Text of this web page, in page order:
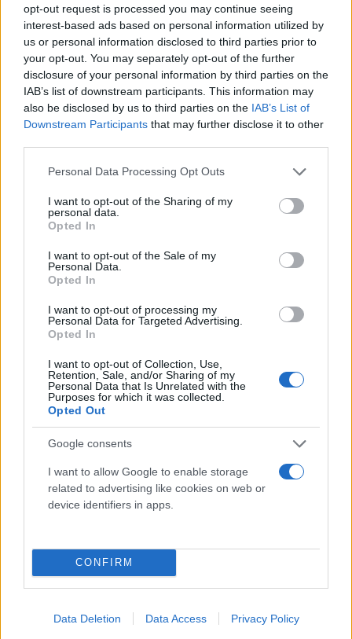
opt-out request is processed you may continue seeing
interest-based ads based on personal information utilized by
us or personal information disclosed to third parties prior to
your opt-out. You may separately opt-out of the further
disclosure of your personal information by third parties on the
IAB’s list of downstream participants. This information may
also be disclosed by us to third parties on the IAB’s List of
Downstream Participants that may further disclose it to other
Please note that this website/app uses one or more Google
not limited to your visit or usage behaviour. You may click to
grant or deny consent to Google and its third-party tags to
use your data for below specified purposes in below Google
consent section.
Personal Data Processing Opt Outs
I want to opt-out of the Sharing of my
personal data.
Opted In
I want to opt-out of the Sale of my
Personal Data.
Opted In
I want to opt-out of processing my
Personal Data for Targeted Advertising.
Opted In
I want to opt-out of Collection, Use,
Retention, Sale, and/or Sharing of my
Personal Data that Is Unrelated with the
Purposes for which it was collected.
Opted Out
Google consents
I want to allow Google to enable storage
related to advertising like cookies on web or
device identifiers in apps.
CONFIRM
Data Deletion Data Access Privacy Policy
Η δολοφονία του Παύλου Μπακογιάννη
Το ημερολόγιο έγραφε 26 Σεπτεμβρίου 1989, όταν
η χώρα βυθίστηκε στο πένθος. Ο Παύλος
Μπακογιάννης, βουλευτής της Νέας Δημοκρατίας,
δημοσιογράφος και πολιτικός με λόγο συναινετικό,
έπεφτε νεκρός έξω από το γραφείο του στην οδό
Ομήρου στο κέντρο της Αθήνας, από τα πυρά της
τρομοκρατικής οργάνωσης «17 Νοέμβρη».
Η δολοφονία του προκάλεσε σοκ και κατακραυγή
σε ολόκληρο το πολιτικό φάσμα. Ο Μπακογιάννης
είχε συνδέσει το όνομά του με την προσπάθεια
εθνικής συμφιλίωσης, καθώς λίγες ημέρες πριν είχε
συμβάλει αποφασιστικά στην ψήφιση του νόμου
Τριάντα έξι χρόνια μετά, η μνήμη του παραμένει
για όλους όσοι αναγνωρίζουν στο πρόσωπό του το